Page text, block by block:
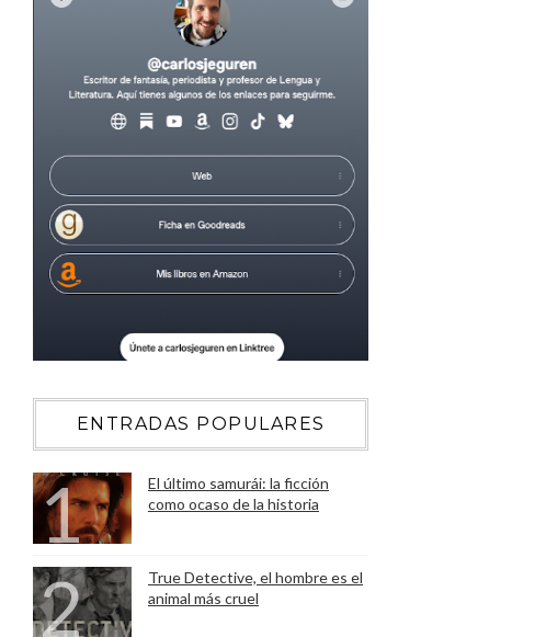
ENTRADAS POPULARES
El último samurái: la ficción
como ocaso de la historia
True Detective, el hombre es el
animal más cruel